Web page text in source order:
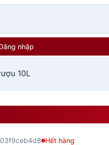
nhập
10L
Hết hàng